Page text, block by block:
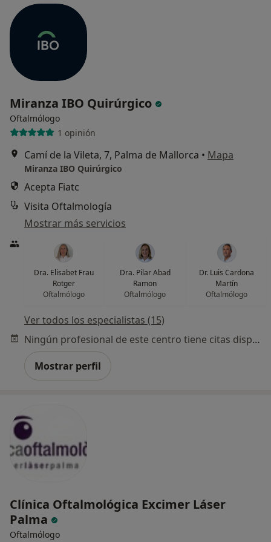
Miranza IBO Quirúrgico
Oftalmólogo
1 opinión
Camí de la Vileta, 7, Palma de Mallorca • Mapa
Miranza IBO Quirúrgico
Acepta Fiatc
Visita Oftalmología
Mostrar más servicios
Dra. Elisabet Frau
Rotger
Oftalmólogo
Dra. Pilar Abad
Ramon
Oftalmólogo
Dr. Luis Cardona
Martín
Oftalmólogo
Ver todos los especialistas (15)
Ningún profesional de este centro tiene citas disponibles
Mostrar perfil
Clínica Oftalmológica Excimer Láser
Palma
Oftalmólogo